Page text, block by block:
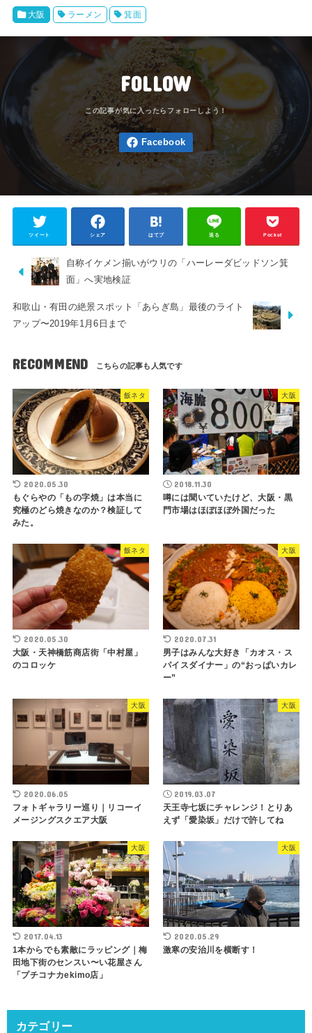
大阪 ラーメン 箕面
FOLLOW
ツイート シェア はてブ 送る Pocket
自称イケメン揃いがウリの「ハーレーダビッドソン箕
面」へ実地検証
和歌山・有田の絶景スポット「あらぎ島」最後のライト
アップ〜2019年1月6日まで
RECOMMEND
飯ネタ
2020.05.30
もぐらやの「もの字焼」は本当に
究極のどら焼きなのか？検証して
みた。
大阪
2018.11.30
噂には聞いていたけど、大阪・黒
門市場はほぼほぼ外国だった
飯ネタ
2020.05.30
大阪・天神橋筋商店街「中村屋」
のコロッケ
大阪
2020.07.31
男子はみんな大好き「カオス・ス
パイスダイナー」の“おっぱいカレ
ー”
大阪
2020.06.05
フォトギャラリー巡り｜リコーイ
メージングスクエア大阪
大阪
2019.03.07
天王寺七坂にチャレンジ！とりあ
えず「愛染坂」だけで許してね
大阪
2017.04.13
1本からでも素敵にラッピング｜梅
田地下街のセンスい〜い花屋さん
「プチコナカekimo店」
大阪
2020.05.29
激寒の安治川を横断す！
カテゴリー